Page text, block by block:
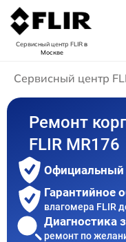
Сервисный центр FLIRв
Москве
Сервисный центр
Ремонт
FLIR MR176
Официальный
Гарантийное
влагомера FLIR
Диагностика
ремонт по